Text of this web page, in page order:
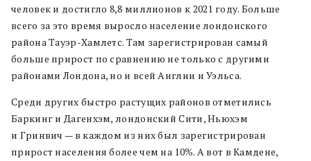
человек и достигло 8,8 миллионов к 2021 году. Больше
всего за это время выросло население лондонского
района Тауэр-Хамлетс. Там зарегистрирован самый
больше прирост по сравнению не только с другими
районами Лондона, но и всей Англии и Уэльса.
Среди других быстро растущих районов отметились
Баркинг и Дагенхэм, лондонский Сити, Ньюхэм
и Гринвич — в каждом из них был зарегистрирован
прирост населения более чем на 10%. А вот в Камдене,